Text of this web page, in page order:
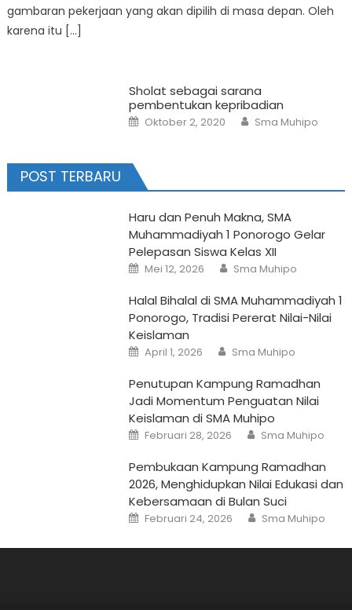
gambaran pekerjaan yang akan dipilih di masa depan. Oleh
karena itu […]
Sholat sebagai sarana
pembentukan kepribadian
Posted
on
Oktober 2, 2020 Author
Sma Muhipo
POST TERBARU
Haru dan Penuh Makna, SMA
Muhammadiyah 1 Ponorogo Gelar
Pelepasan Siswa Kelas XII
Posted
on
Mei 12, 2026 Author
Sma Muhipo
Halal Bihalal di SMA Muhammadiyah 1
Ponorogo, Tradisi Pererat Nilai-Nilai
Keislaman
Posted
on
April 1, 2026 Author
Sma Muhipo
Penutupan Kampung Ramadhan
Jadi Momentum Penguatan Nilai
Keislaman di SMA Muhipo
Posted
on
Februari 28, 2026 Author
Sma Muhipo
Pembukaan Kampung Ramadhan
2026, Menghidupkan Nilai Edukasi dan
Kebersamaan di Bulan Suci
Posted
on
Februari 24, 2026 Author
Sma Muhipo